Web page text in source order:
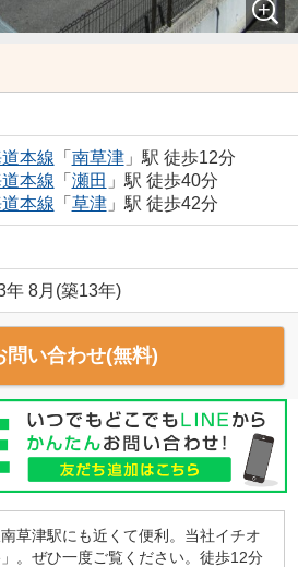
本線 「 南草津」駅 徒歩12分
本線 「 瀬田 」駅 徒歩40分
本線 「 草津」駅 徒歩42分
年 8月(築13年)
問い合わせ(無料)
草津駅にも近くて便利。当社イチオ
。ぜひ一度ご覧ください。徒歩12分